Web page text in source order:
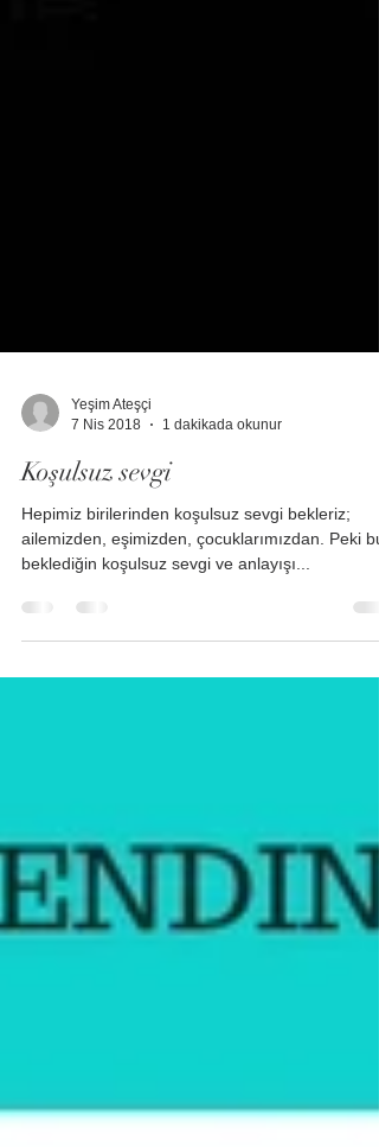
7 Nis 2018
1 dakikada okunur
Koşulsuz sevgi
Hepimiz birilerinden koşulsuz sevgi bekleriz;
beklediğin koşulsuz sevgi ve anlayışı...